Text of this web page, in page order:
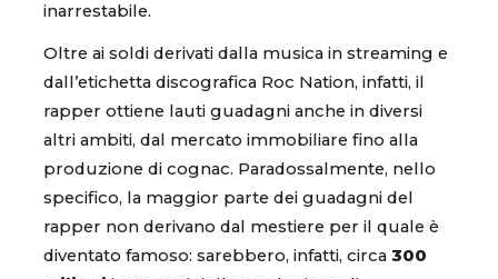
inarrestabile.
Oltre ai soldi derivati dalla musica in streaming e
dall’etichetta discografica Roc Nation, infatti, il
rapper ottiene lauti guadagni anche in diversi
altri ambiti, dal mercato immobiliare fino alla
produzione di cognac. Paradossalmente, nello
specifico, la maggior parte dei guadagni del
rapper non derivano dal mestiere per il quale è
diventato famoso: sarebbero, infatti, circa 300